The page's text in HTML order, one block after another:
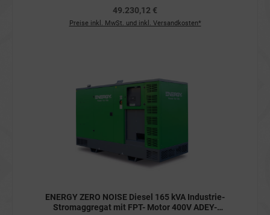
49.230,12 €
Preise inkl. MwSt. und inkl. Versandkosten*
ENERGY ZERO NOISE Diesel 165 kVA Industrie-
Stromaggregat mit FPT- Motor 400V ADEY-